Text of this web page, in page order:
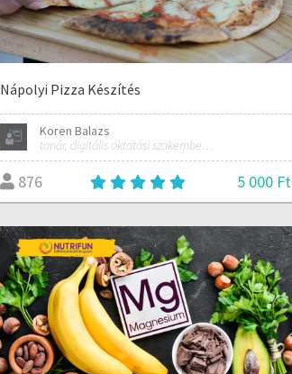
Nápolyi Pizza Készítés
Koren Balazs
tanár, digitális oktatási szakember, pizza rajongó
876 5 000 Ft